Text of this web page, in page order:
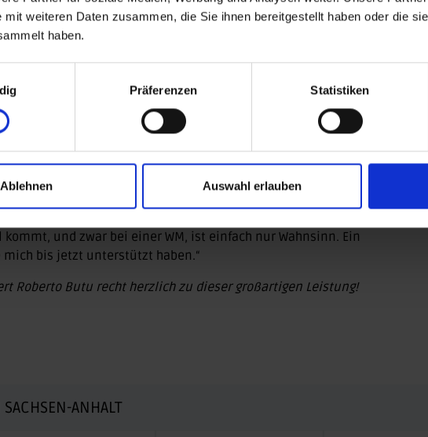
mit weiteren Daten zusammen, die Sie ihnen bereitgestellt haben oder die
haben.
Präferenzen Statistiken
Ablehnen Auswahl erlauben
mit 177 kg Zehnter, im Zweikampf erreichte er mit ebenfalls
starken siebten Platz. Bei seinem WM-Debüt im vergangenen
mit damaligem deutschen Rekord von 151 kg eine Medaille
den BVDG hatte Peking-Olympiasieger
Matthias Steiner2010
Gold Stoßen).
ich kann es kaum glauben. Mir kamen fast die Tränen
haben, dass es Bronze ist. Das geht mir wirklich sehr nah. Wir
unglaubliche 14 Jahre darauf warten.“
kommt, und zwar bei einer WM, ist einfach nur Wahnsinn. Ein
mich bis jetzt unterstützt haben.“
Roberto Butu recht herzlich zu dieser großartigen Leistung!
ANHALT